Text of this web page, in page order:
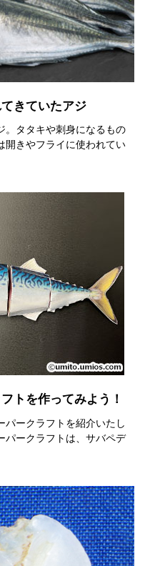
きていたアジ
。タタキや刺身になるもの
開きやフライに使われてい
トを作ってみよう！
パークラフトを紹介いたし
パークラフトは、サバペデ